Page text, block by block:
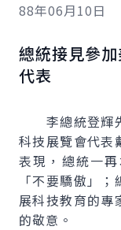
88年06月10日
總統接見參
代表
李總統登輝先
科技展覽會代表
表現，總統一
「不要驕傲」
展科技教育的專
的敬意。